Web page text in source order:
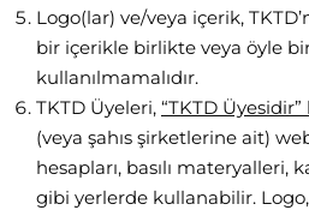
Logo(lar) ve/veya içerik,
bir içerikle birlikte veya öyle
kullanılmamalıdır.
TKTD Üyeleri, “TKTD
(veya şahıs şirketlerine ait)
hesapları, basılı materyalleri,
gibi yerlerde kullanabilir.